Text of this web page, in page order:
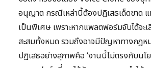
อนุญาต กรณีเหล่านี้ต้องปฏิเสธเด็ดขาด แ
เป็นพิเศษ เพราะหากแพลตฟอร์มจับได้จะ
สะสมทั้งหมด รวมถึงอาจมีปัญหาทางกฎห
ปฏิเสธอย่างสุภาพคือ ‘งานนี้ไม่ตรงกับนโ